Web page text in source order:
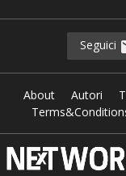
Seguici
About Autori